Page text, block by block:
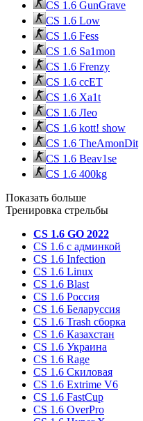
CS 1.6 GunGrave
CS 1.6 Low
CS 1.6 Fess
CS 1.6 Sa1mon
CS 1.6 Frenzy
CS 1.6 ccET
CS 1.6 Xa1t
CS 1.6 Лео
CS 1.6 kott! show
CS 1.6 TheAmonDit
CS 1.6 Beav1se
CS 1.6 400kg
Показать больше
Тренировка стрельбы
CS 1.6 GO 2022
CS 1.6 с админкой
CS 1.6 Infection
CS 1.6 Linux
CS 1.6 Blast
CS 1.6 Россия
CS 1.6 Беларуссия
CS 1.6 Trash сборка
CS 1.6 Казахстан
CS 1.6 Украина
CS 1.6 Rage
CS 1.6 Скиловая
CS 1.6 Extrime V6
CS 1.6 FastCup
CS 1.6 OverPro